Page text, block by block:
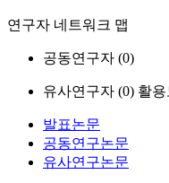
연구자 네트워크 맵
공동연구자 (0)
유사연구자 (0) 활용
발표논문
공동연구논문
유사연구논문